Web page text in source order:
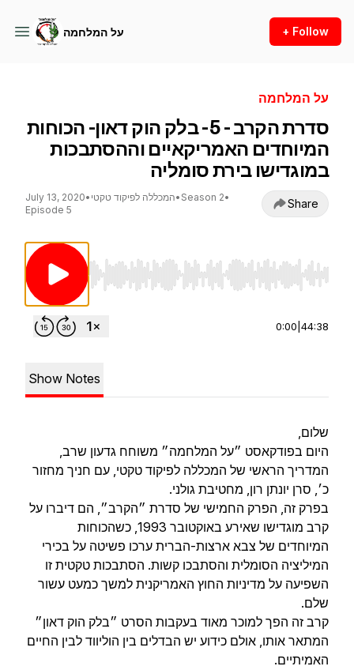
על המלחמה + Follow
על המלחמה
סדרת הקרב - 5- בלק הוק דאון- הכוחות
המיוחדים האמריקאיים וההסתבכות
במוגדישו בירת סומליה
July 13, 2020• המכללה לפיקוד טקטי• Season 2•
Episode 5
Share
Use Left/Right to seek, Home/End to jump
0:00 44:38
Show Notes
שלום,
היום בפודקאסט ״על המלחמה״ משוחח גדעון שרב,
המדריך הראשי של המכללה לפיקוד טקטי, עם חניך מחזור
כ׳, סרן יונתן רון, מחטיבת גולני.
בפרק זה, הפרק החמישי של סדרת ״הקרב״, הם דיברו על
קרב מוגדישו שאירע באוקטובר 1993, כשהכוחות
המיוחדים של צבא ארצות-הברית ערכו פשיטה על בכירי
המיליציה הסומלית והסתבכו קשות. הסתבכות טקטית זו
השפיעה על מדיניות החוץ האמריקנית למשך כמעט עשור
שלם.
קרב זה הפך למוכר מאוד בעקבות הסרט ״בלק הוק דאון״
המתאר אותו, אולם כידוע יש הבדלים בין הוליווד לבין החיים
האמיתיים.